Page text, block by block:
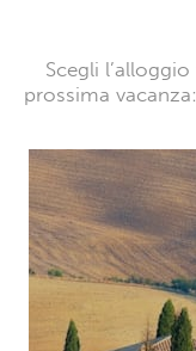
Scegli
prossima